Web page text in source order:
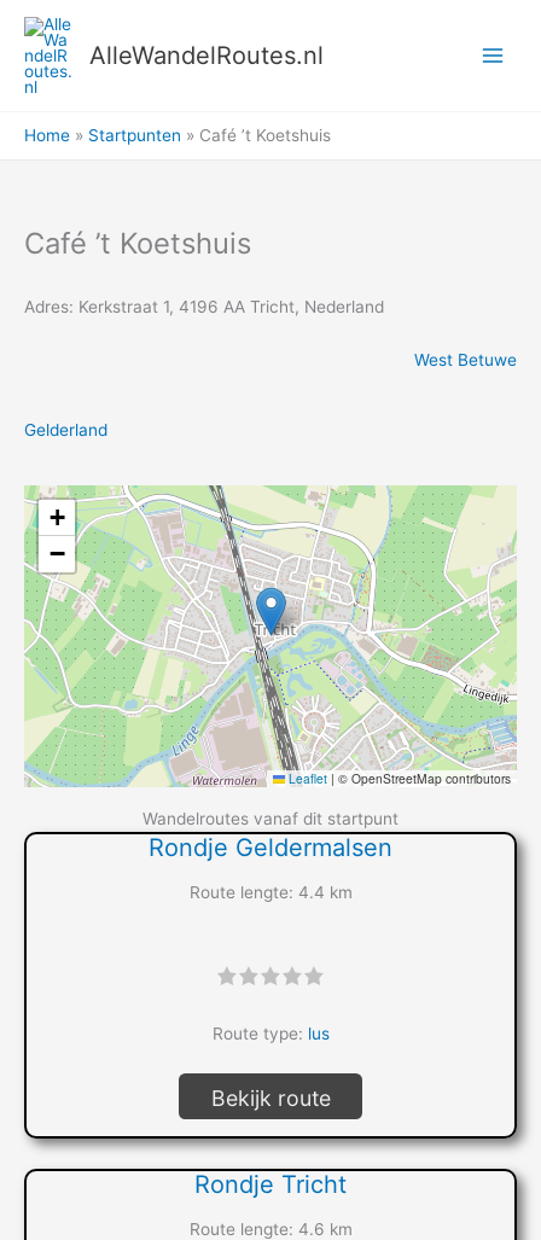
naar
inhoud
AlleWandelRoutes.nl
Home Startpunten Café ’t Koetshuis
Café ’t Koetshuis
Adres: Kerkstraat 1, 4196 AA Tricht, Nederland
West Betuwe
Gelderland
+
−
Leaflet | © OpenStreetMap contributors
Wandelroutes vanaf dit startpunt
Rondje Geldermalsen
Route lengte: 4.4 km
Route type: lus
Bekijk route
Rondje Tricht
Route lengte: 4.6 km